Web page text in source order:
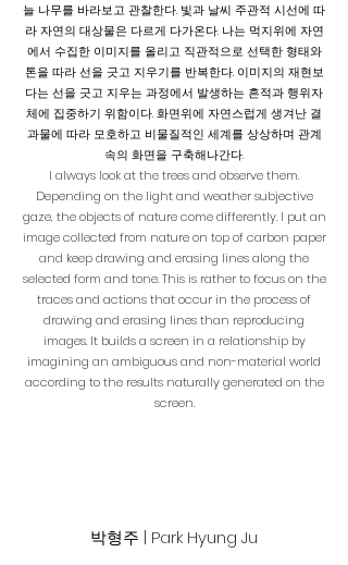
늘 나무를 바라보고 관찰한다. 빛과 날씨 주관적 시선에 따
라 자연의 대상물은 다르게 다가온다. 나는 먹지위에 자연
에서 수집한 이미지를 올리고 직관적으로 선택한 형태와
톤을 따라 선을 긋고 지우기를 반복한다. 이미지의 재현보
다는 선을 긋고 지우는 과정에서 발생하는 흔적과 행위자
체에 집중하기 위함이다. 화면위에 자연스럽게 생겨난 결
과물에 따라 모호하고 비물질적인 세계를 상상하며 관계
속의 화면을 구축해나간다.
I always look at the trees and observe them.
Depending on the light and weather subjective
gaze, the objects of nature come differently. I put an
image collected from nature on top of carbon paper
and keep drawing and erasing lines along the
selected form and tone. This is rather to focus on the
traces and actions that occur in the process of
drawing and erasing lines than reproducing
images. It builds a screen in a relationship by
imagining an ambiguous and non-material world
according to the results naturally generated on the
screen.
박형주 | Park Hyung Ju